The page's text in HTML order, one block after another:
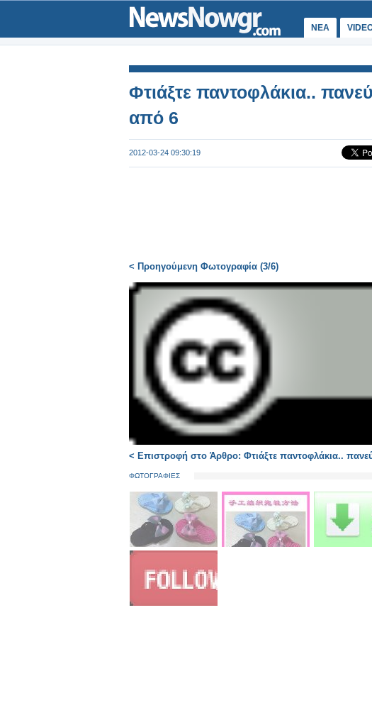
ΝΕΑ
Φτιάξτε παντοφλάκια..
από 6
2012-03-24 09:30:19
< Προηγούμενη Φωτογραφία (3/6)
< Επιστροφή στο Άρθρο: Φτιάξτε παντοφλάκια..
ΦΩΤΟΓΡΑΦΙΕΣ